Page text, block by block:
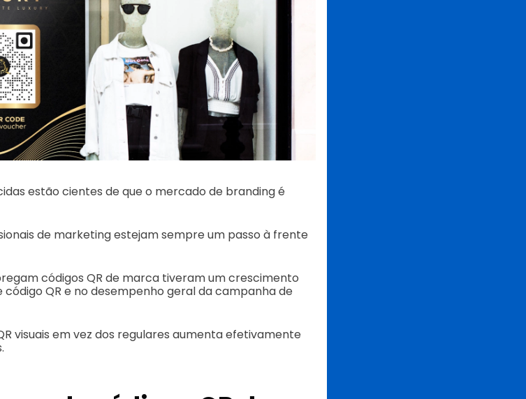
estão cientes de que o mercado de branding é
de marketing estejam sempre um passo à frente
códigos QR de marca tiveram um crescimento
QR e no desempenho geral da campanha de
visuais em vez dos regulares aumenta efetivamente